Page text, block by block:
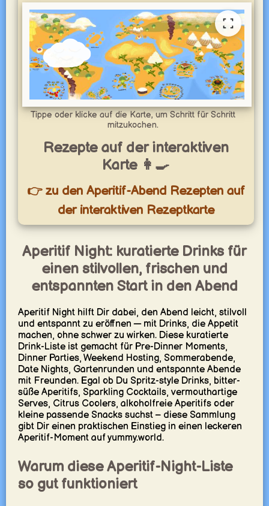
Tippe oder klicke auf die Karte, um Schritt für Schritt
mitzukochen.
Rezepte auf der interaktiven
Karte 👩‍🍳
👉 zu den Aperitif-Abend Rezepten auf
der interaktiven Rezeptkarte
Aperitif Night: kuratierte Drinks für
einen stilvollen, frischen und
entspannten Start in den Abend
Aperitif Night hilft Dir dabei, den Abend leicht, stilvoll
und entspannt zu eröffnen — mit Drinks, die Appetit
machen, ohne schwer zu wirken. Diese kuratierte
Drink-Liste ist gemacht für Pre-Dinner Moments,
Dinner Parties, Weekend Hosting, Sommerabende,
Date Nights, Gartenrunden und entspannte Abende
mit Freunden. Egal ob Du Spritz-style Drinks, bitter-
süße Aperitifs, Sparkling Cocktails, vermouthartige
Serves, Citrus Coolers, alkoholfreie Aperitifs oder
kleine passende Snacks suchst – diese Sammlung
gibt Dir einen praktischen Einstieg in einen leckeren
Aperitif-Moment auf yummy.world.
Warum diese Aperitif-Night-Liste
so gut funktioniert